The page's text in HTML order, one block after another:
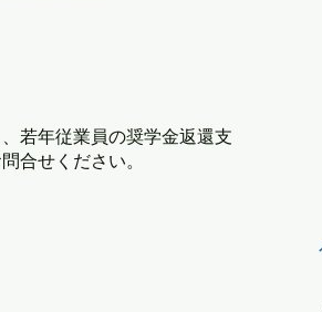
若年従業員の奨学金返還支
合せください。